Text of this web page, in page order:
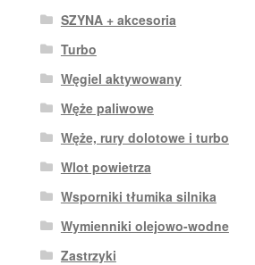
SZYNA + akcesoria
Turbo
Węgiel aktywowany
Węże paliwowe
Węże, rury dolotowe i turbo
Wlot powietrza
Wsporniki tłumika silnika
Wymienniki olejowo-wodne
Zastrzyki